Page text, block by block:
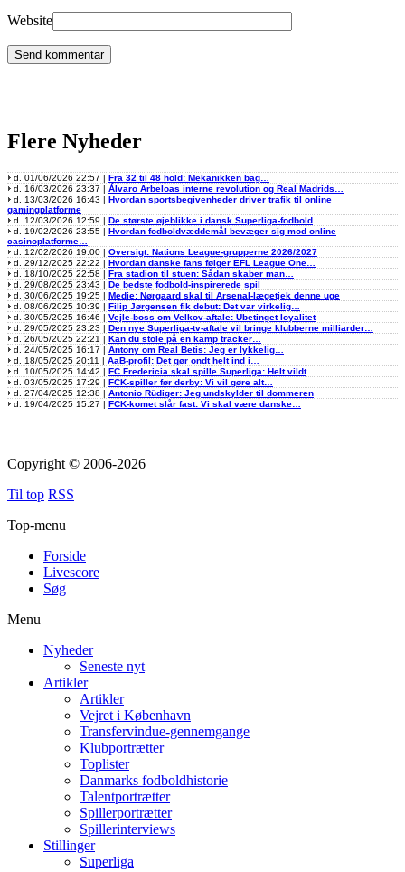
Website
Flere Nyheder
d. 01/06/2026 22:57 | Fra 32 til 48 hold: Mekanikken bag…
d. 16/03/2026 23:37 | Álvaro Arbeloas interne revolution og Real Madrids…
d. 13/03/2026 16:43 | Hvordan sportsbegivenheder driver trafik til online
gamingplatforme
d. 12/03/2026 12:59 | De største øjeblikke i dansk Superliga-fodbold
d. 19/02/2026 23:55 | Hvordan fodboldvæddemål bevæger sig mod online
casinoplatforme…
d. 12/02/2026 19:00 | Oversigt: Nations League-grupperne 2026/2027
d. 29/12/2025 22:22 | Hvordan danske fans følger EFL League One…
d. 18/10/2025 22:58 | Fra stadion til stuen: Sådan skaber man…
d. 29/08/2025 23:43 | De bedste fodbold-inspirerede spil
d. 30/06/2025 19:25 | Medie: Nørgaard skal til Arsenal-lægetjek denne uge
d. 08/06/2025 10:39 | Filip Jørgensen fik debut: Det var virkelig…
d. 30/05/2025 16:46 | Vejle-boss om Velkov-aftale: Ubetinget loyalitet
d. 29/05/2025 23:23 | Den nye Superliga-tv-aftale vil bringe klubberne milliarder…
d. 26/05/2025 22:21 | Kan du stole på en kamp tracker…
d. 24/05/2025 16:17 | Antony om Real Betis: Jeg er lykkelig…
d. 18/05/2025 20:11 | AaB-profil: Det gør ondt helt ind i…
d. 10/05/2025 14:42 | FC Fredericia skal spille Superliga: Helt vildt
d. 03/05/2025 17:29 | FCK-spiller før derby: Vi vil gøre alt…
d. 27/04/2025 12:38 | Antonio Rüdiger: Jeg undskylder til dommeren
d. 19/04/2025 15:27 | FCK-komet slår fast: Vi skal være danske…
Copyright © 2006-2026
Til top RSS
Top-menu
Forside
Livescore
Søg
Menu
Nyheder
Seneste nyt
Artikler
Artikler
Vejret i København
Transfervindue-gennemgange
Klubportrætter
Toplister
Danmarks fodboldhistorie
Talentportrætter
Spillerportrætter
Spillerinterviews
Stillinger
Superliga